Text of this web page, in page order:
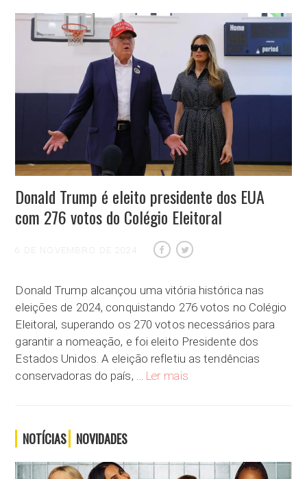
Donald Trump é eleito presidente dos EUA
com 276 votos do Colégio Eleitoral
6 DE NOVEMBRO DE 2024
Donald Trump alcançou uma vitória histórica nas
eleições de 2024, conquistando 276 votos no Colégio
Eleitoral, superando os 270 votos necessários para
garantir a nomeação, e foi eleito Presidente dos
Estados Unidos. A eleição refletiu as tendências
conservadoras do país, … Ler mais
NOTÍCIAS NOVIDADES